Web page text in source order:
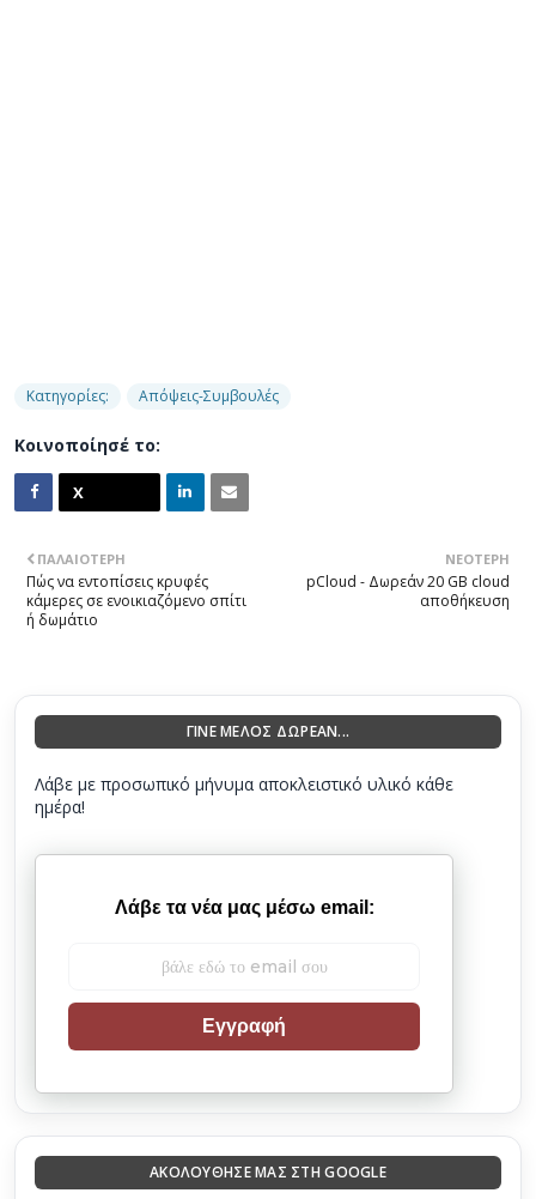
Κατηγορίες: Απόψεις-Συμβουλές
Κοινοποίησέ το:
ΝΕΌΤΕΡΗ
pCloud - Δωρεάν 20 GB cloud
αποθήκευση
ΠΑΛΑΙΌΤΕΡΗ
Πώς να εντοπίσεις κρυφές
κάμερες σε ενοικιαζόμενο σπίτι
ή δωμάτιο
ΓΙΝΕ ΜΕΛΟΣ ΔΩΡΕΑΝ...
Λάβε με προσωπικό μήνυμα αποκλειστικό υλικό κάθε
ημέρα!
Λάβε τα νέα μας μέσω email:
Εγγραφή
ΑΚΟΛΟΎΘΗΣΈ ΜΑΣ ΣΤΗ GOOGLE